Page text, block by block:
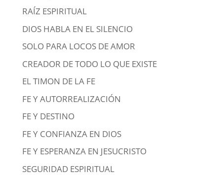
RAÍZ ESPIRITUAL
DIOS HABLA EN EL SILENCIO
SOLO PARA LOCOS DE AMOR
CREADOR DE TODO LO QUE EXISTE
EL TIMON DE LA FE
FE Y AUTORREALIZACIÓN
FE Y DESTINO
FE Y CONFIANZA EN DIOS
FE Y ESPERANZA EN JESUCRISTO
SEGURIDAD ESPIRITUAL